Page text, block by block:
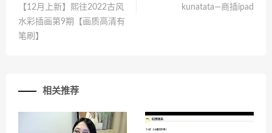
【12月上新】熙往2022古风
水彩插画第9期【画质高清有
笔刷】
kunatata—商插ipad
相关推荐